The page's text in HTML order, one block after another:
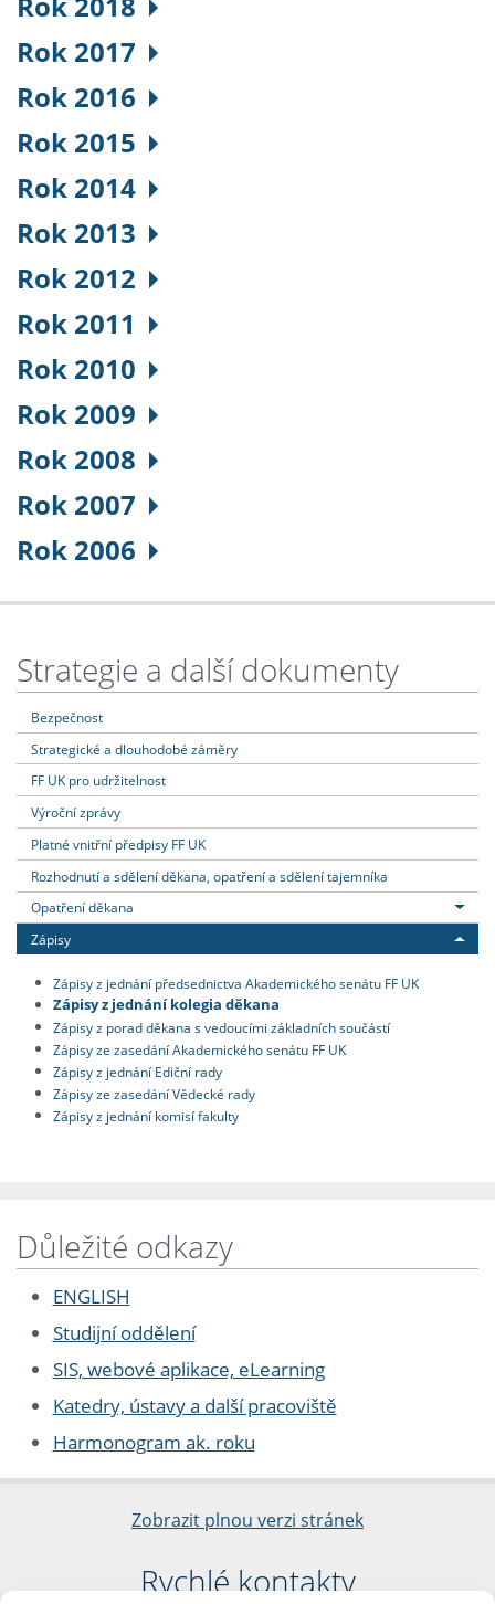
Rok 2017
Rok 2016
Rok 2015
Rok 2014
Rok 2013
Rok 2012
Rok 2011
Rok 2010
Rok 2009
Rok 2008
Rok 2007
Rok 2006
Strategie a další dokumenty
Bezpečnost
Strategické a dlouhodobé záměry
FF UK pro udržitelnost
Výroční zprávy
Platné vnitřní předpisy FF UK
Rozhodnutí a sdělení děkana, opatření a sdělení tajemníka
Opatření děkana
Zápisy
Zápisy z jednání předsednictva Akademického senátu FF UK
Zápisy z jednání kolegia děkana
Zápisy z porad děkana s vedoucími základních součástí
Zápisy ze zasedání Akademického senátu FF UK
Zápisy z jednání Ediční rady
Zápisy ze zasedání Vědecké rady
Zápisy z jednání komisí fakulty
Důležité odkazy
ENGLISH
Studijní oddělení
SIS, webové aplikace, eLearning
Katedry, ústavy a další pracoviště
Harmonogram ak. roku
Zobrazit plnou verzi stránek
Rychlé kontakty